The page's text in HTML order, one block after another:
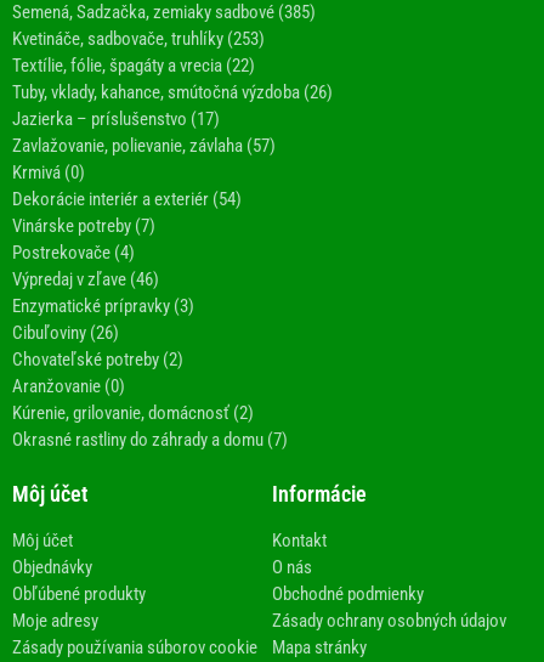
Semená, Sadzačka, zemiaky sadbové (385)
Kvetináče, sadbovače, truhlíky (253)
Textílie, fólie, špagáty a vrecia (22)
Tuby, vklady, kahance, smútočná výzdoba (26)
Jazierka – príslušenstvo (17)
Zavlažovanie, polievanie, závlaha (57)
Krmivá (0)
Dekorácie interiér a exteriér (54)
Vinárske potreby (7)
Postrekovače (4)
Výpredaj v zľave (46)
Enzymatické prípravky (3)
Cibuľoviny (26)
Chovateľské potreby (2)
Aranžovanie (0)
Kúrenie, grilovanie, domácnosť (2)
Okrasné rastliny do záhrady a domu (7)
Môj účet
Môj účet
Objednávky
Obľúbené produkty
Moje adresy
Zásady používania súborov cookie
Informácie
Kontakt
O nás
Obchodné podmienky
Zásady ochrany osobných údajov
Mapa stránky